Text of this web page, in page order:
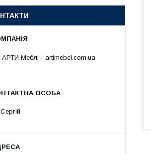
АРТИ Меблі - artimebel.com.ua
Сергій